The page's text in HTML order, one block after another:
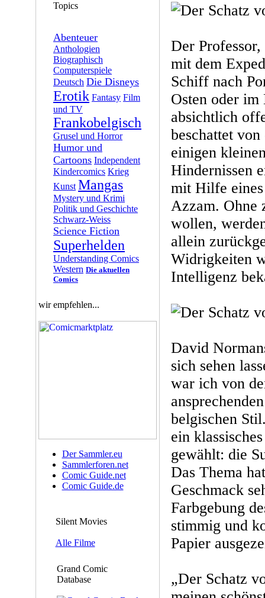
Topics
Abenteuer
Anthologien
Biographisch
Computerspiele
Deutsch Die Disneys
Erotik Fantasy Film
und TV
Frankobelgisch
Grusel und Horror
Humor und
Cartoons Independent
Kindercomics Krieg
Kunst Mangas
Mystery und Krimi
Politik und Geschichte
Schwarz-Weiss
Science Fiction
Superhelden
Understanding Comics
Western Die aktuellen
Comics
wir empfehlen...
Der Sammler.eu
Sammlerforen.net
Comic Guide.net
Comic Guide.de
Silent Movies
Alle Filme
Grand Comic
Database
Der
mit dem
Schiff nach
Osten oder
absichtlich
beschattet
einigen
Hindernissen
mit Hilfe
Azzam. Ohne
wollen,
allein
Widrigkeiten
Intelligenz
David
sich sehen
war ich von
belgischen
ein
gewählt: die
Das Thema
Geschmack
Farbgebung
stimmig und
Papier
„Der Schatz